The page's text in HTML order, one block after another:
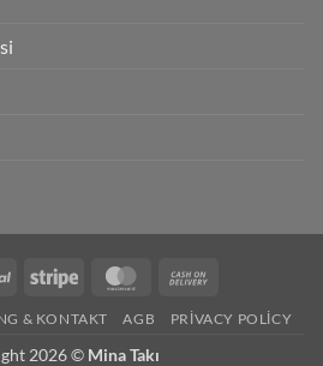
PayPal Stripe MasterCard
Delivery
& KONTAKT AGB PRIVACY POLICY
2026 © Mina Takı